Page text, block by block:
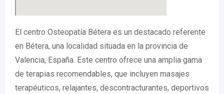
El centro Osteopatía Bétera es un destacado referente
en Bétera, una localidad situada en la provincia de
Valencia, España. Este centro ofrece una amplia gama
de terapias recomendables, que incluyen masajes
terapéuticos, relajantes, descontracturantes, deportivos